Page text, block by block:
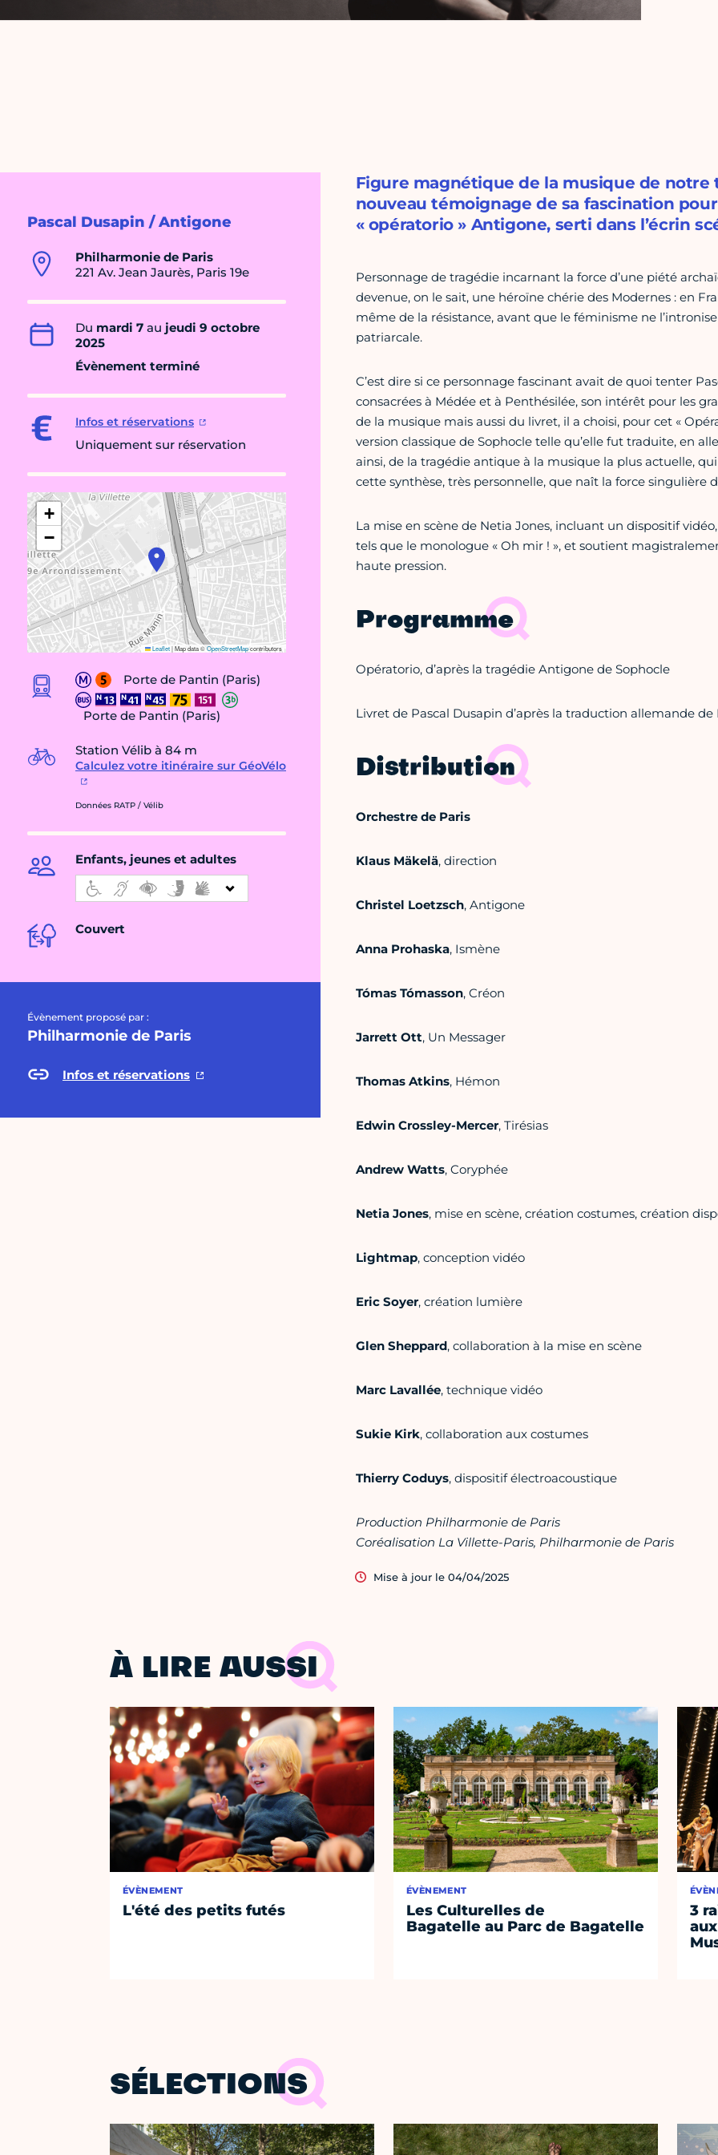
Pascal Dusapin / Antigone
Philharmonie de Paris
221 Av. Jean Jaurès, Paris 19e
Du mardi 7 au jeudi 9 octobre
2025
Évènement terminé
Infos et réservations
Uniquement sur réservation
+
−
Leaflet|Map data ©OpenStreetMapcontributors
Porte de Pantin (Paris)
Porte de Pantin (Paris)
Station Vélib à 84 m
Calculez votre itinéraire sur GéoVélo
Données RATP / Vélib
Enfants, jeunes et adultes
Couvert
Évènement proposé par :
Philharmonie de Paris
Infos et réservations
Figure magnétique de la musique de notre
nouveau témoignage de sa fascination
« opératorio » Antigone, serti dans l’écrin
Personnage de tragédie incarnant la force d’une piété
devenue, on le sait, une héroïne chérie des Modernes : en
même de la résistance, avant que le féminisme ne
patriarcale.
C’est dire si ce personnage fascinant avait de quoi tenter
consacrées à Médée et à Penthésilée, son intérêt pour les
de la musique mais aussi du livret, il a choisi, pour cet «
version classique de Sophocle telle qu’elle fut traduite, en
ainsi, de la tragédie antique à la musique la plus actuelle,
cette synthèse, très personnelle, que naît la force singulière
La mise en scène de Netia Jones, incluant un dispositif
tels que le monologue « Oh mir ! », et soutient
haute pression.
Programme
Opératorio, d’après la tragédie Antigone de Sophocle
Livret de Pascal Dusapin d’après la traduction allemande
Distribution
Orchestre de Paris
Klaus Mäkelä, direction
Christel Loetzsch, Antigone
Anna Prohaska, Ismène
Tómas Tómasson, Créon
Jarrett Ott, Un Messager
Thomas Atkins, Hémon
Edwin Crossley-Mercer, Tirésias
Andrew Watts, Coryphée
Netia Jones, mise en scène, création costumes, création
Lightmap, conception vidéo
Eric Soyer, création lumière
Glen Sheppard, collaboration à la mise en scène
Marc Lavallée, technique vidéo
Sukie Kirk, collaboration aux costumes
Thierry Coduys, dispositif électroacoustique
Production Philharmonie de Paris
Coréalisation La Villette-Paris, Philharmonie de Paris
Mise à jour le 04/04/2025
À LIRE AUSSI
ÉVÈNEMENT
L'été des petits futés
ÉVÈNEMENT
Les Culturelles de
Bagatelle au Parc de Bagatelle
3
SÉLECTIONS